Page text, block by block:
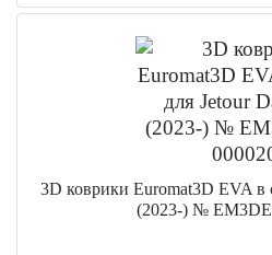
3D коврики Euromat3D EVA в
(2023-) №